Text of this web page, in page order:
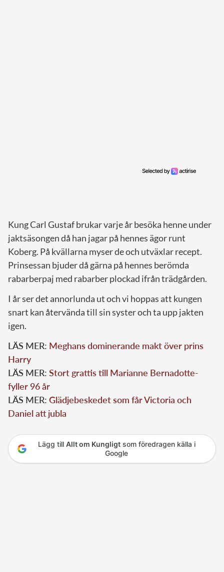
Kung Carl Gustaf brukar varje år besöka henne under
jaktsäsongen då han jagar på hennes ägor runt
Koberg. På kvällarna myser de och utväxlar recept.
Prinsessan bjuder då gärna på hennes berömda
rabarberpaj med rabarber plockad ifrån trädgården.
I år ser det annorlunda ut och vi hoppas att kungen
snart kan återvända till sin syster och ta upp jakten
igen.
LÄS MER: Meghans dominerande makt över prins
Harry
LÄS MER: Stort grattis till Marianne Bernadotte-
fyller 96 år
LÄS MER: Glädjebeskedet som får Victoria och
Daniel att jubla
Lägg till Allt om Kungligtsom föredragen källa i
Google